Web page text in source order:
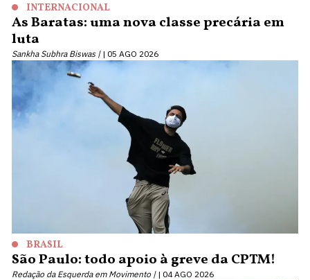
INTERNACIONAL
As Baratas: uma nova classe precária em
luta
Sankha Subhra Biswas | 05 AGO 2026
BRASIL
São Paulo: todo apoio à greve da CPTM!
Redação da Esquerda em Movimento | 04 AGO 2026